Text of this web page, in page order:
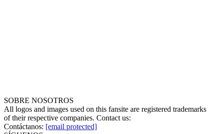
SOBRE NOSOTROS
All logos and images used on this fansite are registered trademarks
of their respective companies. Contact us:
Contáctanos: [email protected]